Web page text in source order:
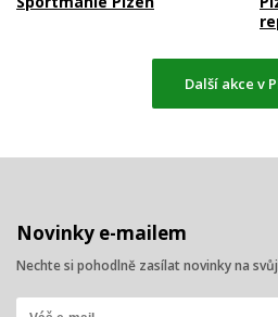
Další akce v
Novinky e-mailem
Nechte si pohodlně zasílat novinky na